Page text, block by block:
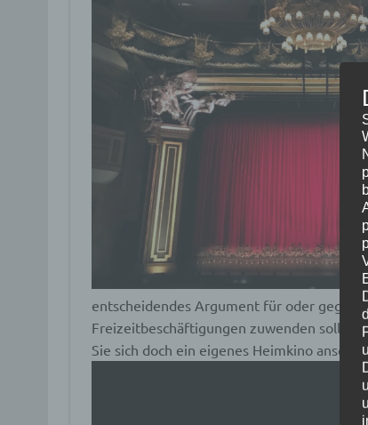
entscheidendes Argument für oder gegen
Freizeitbeschäftigungen zuwenden
Sie sich doch ein eigenes Heimkino